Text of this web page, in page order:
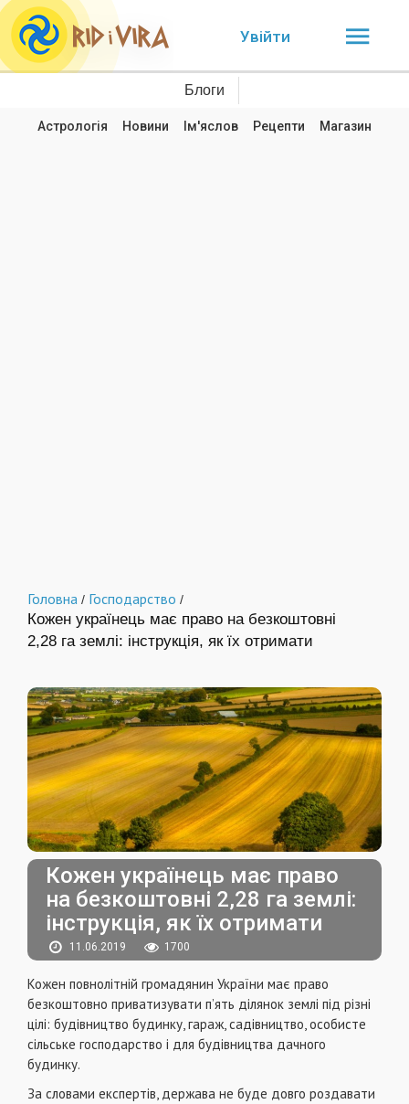
Увійти
Блоги
Астрологія Новини Ім'яслов Рецепти Магазин
Головна / Господарство /
Кожен українець має право на безкоштовні
2,28 га землі: інструкція, як їх отримати
Кожен українець має право
на безкоштовні 2,28 га землі:
інструкція, як їх отримати
11.06.2019 1700
Кожен повнолітній громадянин України має право
безкоштовно приватизувати п’ять ділянок землі під різні
цілі: будівництво будинку, гараж, садівництво, особисте
сільське господарство і для будівництва дачного
будинку.
За словами експертів, держава не буде довго роздавати